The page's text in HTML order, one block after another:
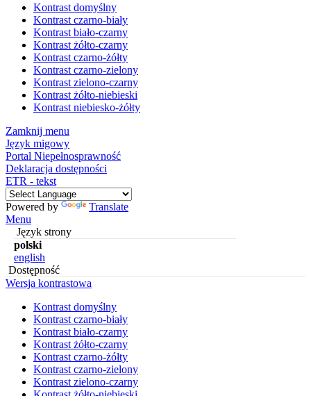
Kontrast domyślny
Kontrast czarno-biały
Kontrast biało-czarny
Kontrast żółto-czarny
Kontrast czarno-żółty
Kontrast czarno-zielony
Kontrast zielono-czarny
Kontrast żółto-niebieski
Kontrast niebiesko-żółty
Zamknij menu
Język migowy
Portal Niepełnosprawność
Deklaracja dostępności
ETR - tekst
Powered by
Translate
Menu
Język strony
polski
english
Dostępność
Wersja kontrastowa
Kontrast domyślny
Kontrast czarno-biały
Kontrast biało-czarny
Kontrast żółto-czarny
Kontrast czarno-żółty
Kontrast czarno-zielony
Kontrast zielono-czarny